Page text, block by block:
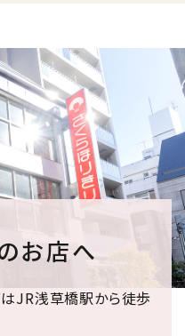
お店へ
JR浅草橋駅から徒歩